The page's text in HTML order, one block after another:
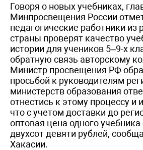
Говоря о новых учебниках,
Минпросвещения России
педагогические работники из
страны проверят качество
истории для учеников 5–9-х
обратную связь авторскому
Министр просвещения РФ
просьбой к руководителям
министерств образования
отнестись к этому процессу и
что с учетом доставки до
оптовая цена одного учебника
двухсот девяти рублей,
Хакасии.